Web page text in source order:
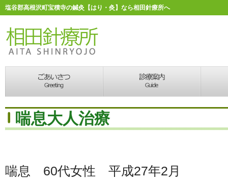
塩谷郡高根沢町宝積寺の鍼灸【はり・灸】なら相田針療所へ
喘息大人治療
喘息 60代女性 平成27年2月